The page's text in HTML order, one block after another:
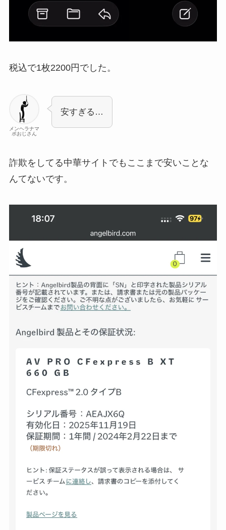
税込で1枚2200円でした。
メンヘラナマ
ポおじさん
安すぎる…
詐欺をしてる中華サイトでもここまで安いことな
んてないです。